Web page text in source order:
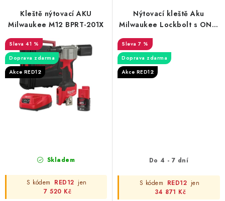
Kleště nýtovací AKU
Milwaukee M12 BPRT-201X
41 %
Doprava zdarma
Akce RED12
Skladem
S kódem RED12 jen
7 520 Kč
Nýtovací kleště Aku
Milwaukee Lockbolt s ONE-
KEY™ M18 ONEFLT-502X
7 %
Doprava zdarma
Akce RED12
Do 4 - 7 dní
S kódem RED12 jen
34 871 Kč